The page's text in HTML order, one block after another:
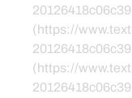
(https://
(https://